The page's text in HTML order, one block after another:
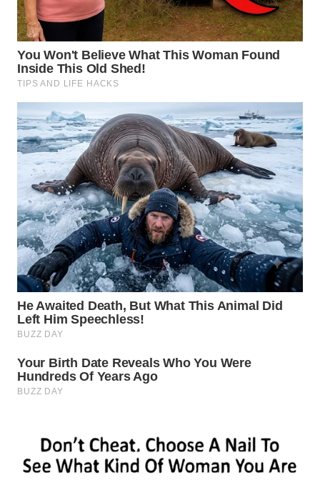
WN
DEPOK
WN
TAPANULI
WN
SAMOSIR
WN
PADANG
LAWAS
WN
SUMEDANG
WN
CIANJUR
WN
KEPULAUAN
SERIBU
TANGERANG
WN